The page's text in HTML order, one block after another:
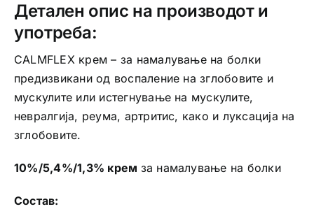
Детален опис на производот и
употреба:
CALMFLEX крем – за намалување на болки
предизвикани од воспаление на зглобовите и
мускулите или истегнување на мускулите,
невралгија, реума, артритис, како и луксација на
зглобовите.
10%/5,4%/1,3% крем за намалување на болки
Состав: